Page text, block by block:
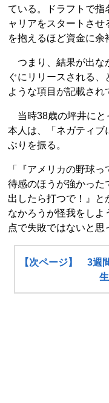
ている。ドラフトで指
ャリアをスタートさせ
を抱えるほど資金に余
つまり、結果が出な
ぐにリリースされる
ような項目が記載され
当時38歳の坪井にと
本人は、「ネガティブ
ぶりを振る。
「『アメリカの野球
待感のほうが強かった
出したら打つで！』と
なかろうが怪我をし
点で失敗ではないと思
【次ページ】 3週